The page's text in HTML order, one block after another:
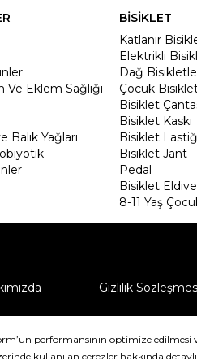
Ve Eklem Sağlığı
Balık Yağları
BİSİKLET
Katlanır
Elektrikli
Dağ
Çocuk
Bisiklet
Bisiklet Kaskı
Bisiklet
Bisiklet Jant
Pedal
Bisiklet
8-11 Yaş
Gizlilik